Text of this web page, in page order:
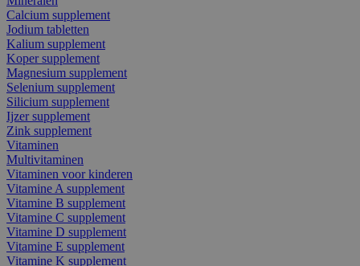
Calcium supplement
Jodium tabletten
Kalium supplement
Koper supplement
Magnesium supplement
Selenium supplement
Silicium supplement
Ijzer supplement
Zink supplement
Vitaminen
Multivitaminen
Vitaminen voor kinderen
Vitamine A supplement
Vitamine B supplement
Vitamine C supplement
Vitamine D supplement
Vitamine E supplement
Vitamine K supplement